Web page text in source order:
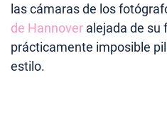
las cámaras de los
de Hannover alejada de su
prácticamente imposible
estilo.